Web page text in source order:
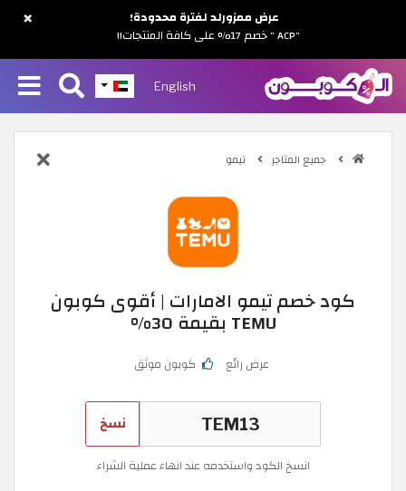
English
جميع المتاجر تيمو
كود خصم تيمو الامارات | أقوى كوبون
TEMU بقيمة 30%
عرض رائع كوبون موثق
نسخ
انسخ الكود واستخدمه عند انهاء عملية الشراء
×
عرض ممزورلد لفترة محدودة!
"ACP " خصم 17% على كافة المنتجات!!